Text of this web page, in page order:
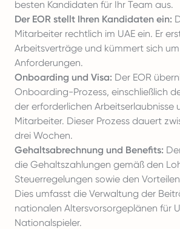
besten Kandidaten für Ihr Team aus.
Der EOR stellt Ihren Kandidaten ein:
Mitarbeiter rechtlich im UAE ein. Er
Arbeitsverträge und kümmert sich
Anforderungen.
Onboarding und Visa: Der EOR
Onboarding-Prozess, einschließlich
der erforderlichen Arbeitserlaubnisse
Mitarbeiter. Dieser Prozess dauert
drei Wochen.
Gehaltsabrechnung und Benefits:
die Gehaltszahlungen gemäß den
Steuerregelungen sowie den
Dies umfasst die Verwaltung der
nationalen Altersvorsorgeplänen für
Nationalspieler.